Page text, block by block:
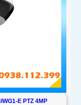
E PTZ 4MP